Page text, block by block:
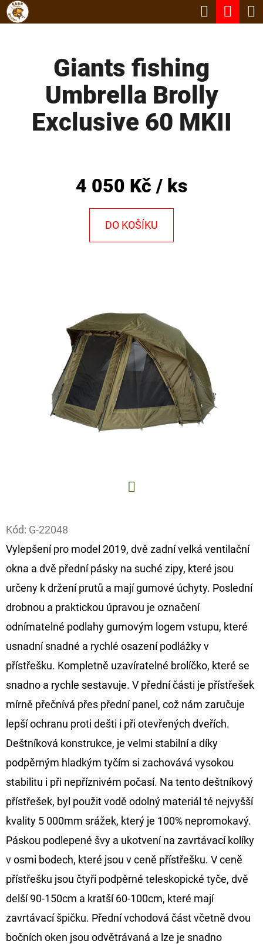
Přejít
Hledat
Giants fishing
Umbrella Brolly
Exclusive 60 MKII
4 050 Kč / ks
DO KOŠÍKU
Kód: G-22048
Vylepšení pro model 2019, dvě zadní velká ventilační
okna a dvě přední pásky na suché zipy, které jsou
určeny k držení prutů a mají gumové úchyty. Poslední
drobnou a praktickou úpravou je označení
odnímatelné podlahy gumovým logem vstupu, které
usnadní snadné a rychlé osazení podlážky v
přístřešku. Kompletně uzavíratelné brolíčko, které se
snadno a rychle sestavuje. V přední části je přístřešek
mírně přečnívá přes přední panel, což nám zaručuje
lepší ochranu proti dešti i při otevřených dveřích.
Deštníková konstrukce, je velmi stabilní a díky
podpěrným hladkým tyčím si zachovává vysokou
stabilitu i při nepříznivém počasí. Na tento deštníkový
přístřešek, byl použit vodě odolný materiál té nejvyšší
kvality 5 000mm srážek, který je 100% nepromokavý.
Páskou podlepené švy a ukotvení na zavrtávací kolíky
v osmi bodech, které jsou v ceně přístřešku. V ceně
přístřešku jsou čtyři podpěrné teleskopické tyče, dvě
delší 90-150cm a kratší 60-100cm, které mají
zavrtávací špičku. Přední vchodová část včetně dvou
bočních oken jsou odvětrávaná a lze je snadno
K
O
D
O
P
O
R
U
Č
U
J
E
M
E
OLOVĚNÁ
DELPHIN
CYBERBARBED
S
OTVOREM
36
Kč
Původně:
40
Kč